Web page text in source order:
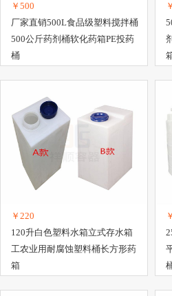
￥500
厂家直销500L食品级塑料搅拌桶
500公斤药剂桶软化药箱PE投药
桶
￥220
120升白色塑料水箱立式存水箱
工农业用耐腐蚀塑料桶长方形药
箱